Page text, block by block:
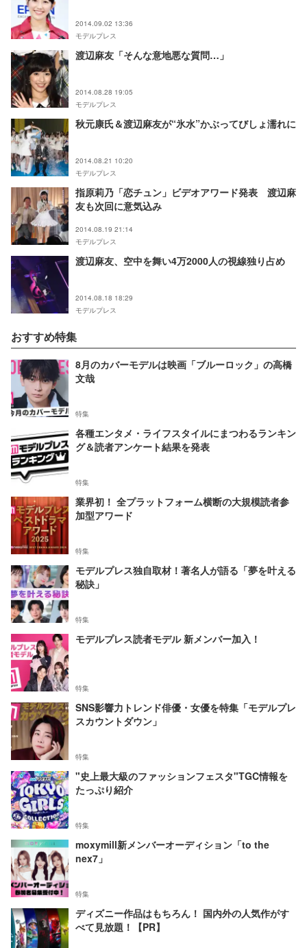
2014.09.02 13:36
モデルプレス
渡辺麻友「そんな意地悪な質問…」
2014.08.28 19:05
モデルプレス
秋元康氏＆渡辺麻友が“氷水”かぶってびしょ濡れに
2014.08.21 10:20
モデルプレス
指原莉乃「恋チュン」ビデオアワード発表 渡辺麻
友も次回に意気込み
2014.08.19 21:14
モデルプレス
渡辺麻友、空中を舞い4万2000人の視線独り占め
2014.08.18 18:29
モデルプレス
おすすめ特集
8月のカバーモデルは映画「ブルーロック」の高橋
文哉
特集
各種エンタメ・ライフスタイルにまつわるランキン
グ＆読者アンケート結果を発表
特集
業界初！ 全プラットフォーム横断の大規模読者参
加型アワード
特集
モデルプレス独自取材！著名人が語る「夢を叶える
秘訣」
特集
モデルプレス読者モデル 新メンバー加入！
特集
SNS影響力トレンド俳優・女優を特集「モデルプレ
スカウントダウン」
特集
"史上最大級のファッションフェスタ"TGC情報を
たっぷり紹介
特集
moxymill新メンバーオーディション「to the
nex7」
特集
ディズニー作品はもちろん！ 国内外の人気作がす
べて見放題！【PR】